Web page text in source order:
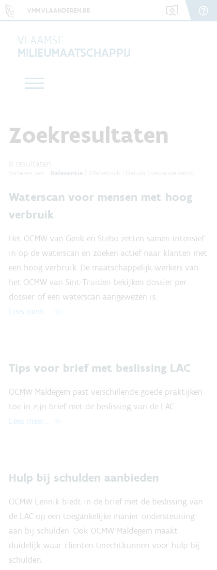
VMM.VLAANDEREN.BE
VLAAMSE
MILIEUMAATSCHAPPIJ
Zoekresultaten
Waterscan voor mensen met hoog
verbruik
Het OCMW van Genk en Stebo zetten samen intensief
in op de waterscan en zoeken actief naar klanten met
een hoog verbruik. De maatschappelijk werkers van
het OCMW van Sint-Truiden bekijken dossier per
dossier of een waterscan aangewezen is.
Lees meer…
Tips voor brief met beslissing LAC
OCMW Maldegem past verschillende goede praktijken
toe in zijn brief met de beslissing van de LAC.
Lees meer…
Hulp bij schulden aanbieden
OCMW Lennik biedt in de brief met de beslissing van
de LAC op een toegankelijke manier ondersteuning
aan bij schulden. Ook OCMW Maldegem maakt
duidelijk waar cliënten terechtkunnen voor hulp bij
schulden.